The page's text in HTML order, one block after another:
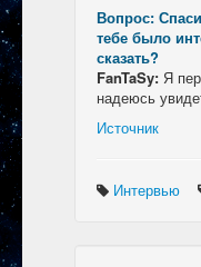
Вопрос:
тебе было
сказать?
FanTaSy: Я
надеюсь
Источник
Интервью